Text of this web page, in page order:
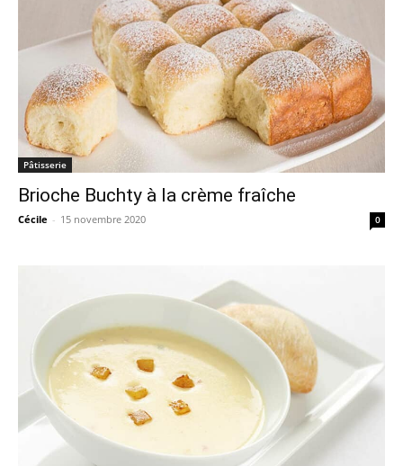
Pâtisserie
Brioche Buchty à la crème fraîche
Cécile - 15 novembre 2020 0